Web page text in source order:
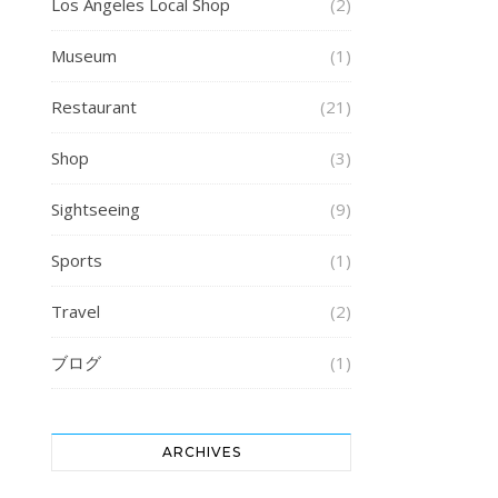
Los Angeles Local Shop (2)
Museum (1)
Restaurant (21)
Shop (3)
Sightseeing (9)
Sports (1)
Travel (2)
ブログ (1)
ARCHIVES